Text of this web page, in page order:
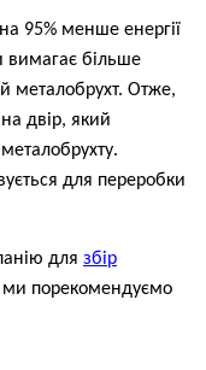
95% менше енергії
вимагає більше
металобрухт. Отже,
двір, який
для переробки
для збір
ми порекомендуємо